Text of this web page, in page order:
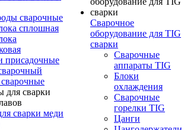
сварочные
сплошная
присадочные
сварки меди
Сварочное
оборудование для TIG
сварки
Сварочные
аппараты TIG
Блоки
охлаждения
Сварочные
горелки TIG
Цанги